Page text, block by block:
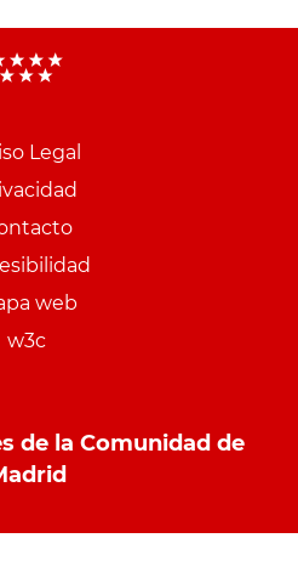
Legal
web
w3c
de la Comunidad de